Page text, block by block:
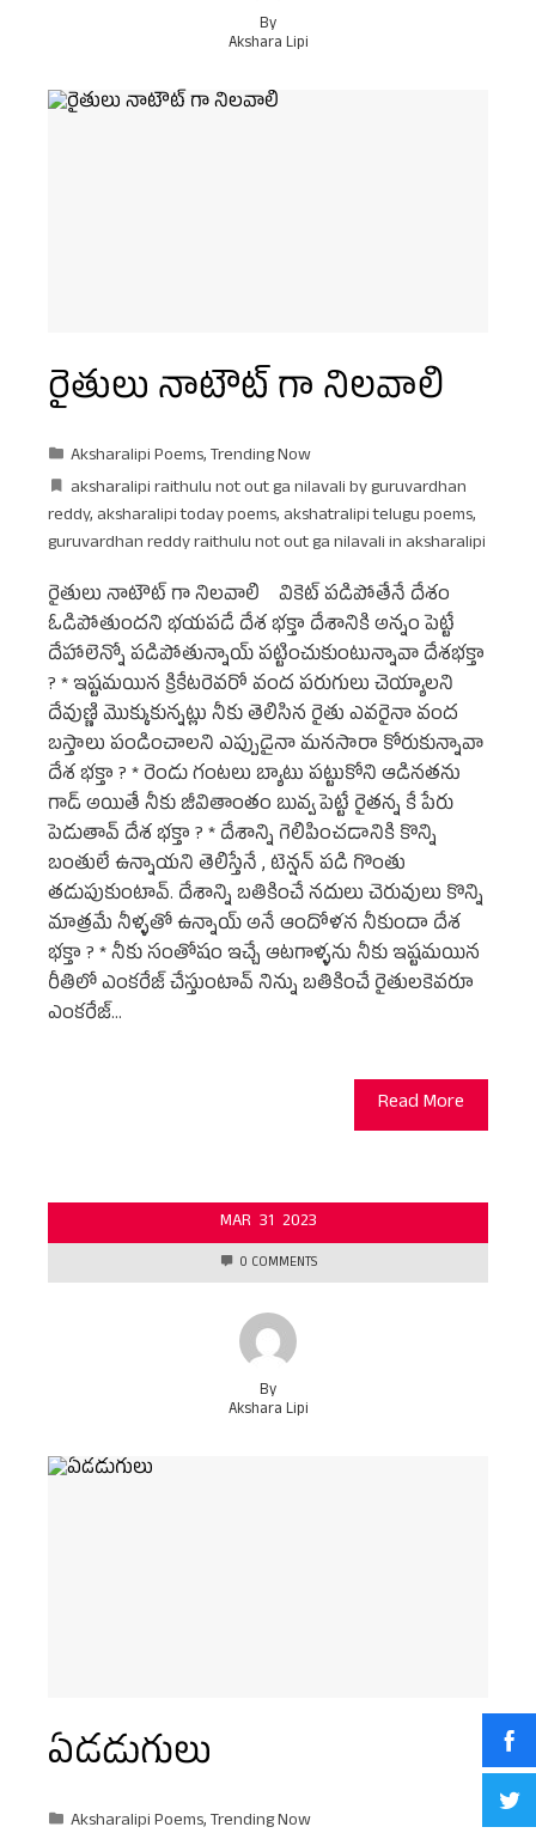
By
Akshara Lipi
రైతులు నాటౌట్ గా నిలవాలి
Aksharalipi Poems,Trending Now
aksharalipi raithulu not out ga nilavali by guruvardhan
reddy, aksharalipi today poems, akshatralipi telugu poems,
guruvardhan reddy raithulu not out ga nilavali in aksharalipi
రైతులు నాటౌట్ గా నిలవాలి వికెట్ పడిపోతేనే దేశం
ఓడిపోతుందని భయపడే దేశ భక్తా దేశానికి అన్నం పెట్టే
దేహాలెన్నో పడిపోతున్నాయ్ పట్టించుకుంటున్నావా దేశభక్తా
? * ఇష్టమయిన క్రికేటరెవరో వంద పరుగులు చెయ్యాలని
దేవుణ్ణి మొక్కుకున్నట్లు నీకు తెలిసిన రైతు ఎవరైనా వంద
బస్తాలు పండించాలని ఎప్పుడైనా మనసారా కోరుకున్నావా
దేశ భక్తా ? * రెండు గంటలు బ్యాటు పట్టుకోని ఆడినతను
గాడ్ అయితే నీకు జీవితాంతం బువ్వ పెట్టే రైతన్న కే పేరు
పెడుతావ్ దేశ భక్తా ? * దేశాన్ని గెలిపించడానికి కొన్ని
బంతులే ఉన్నాయని తెలిస్తేనే , టెన్షన్ పడి గొంతు
తడుపుకుంటావ్. దేశాన్ని బతికించే నదులు చెరువులు కొన్ని
మాత్రమే నీళ్ళతో ఉన్నాయ్ అనే ఆందోళన నీకుందా దేశ
భక్తా ? * నీకు సంతోషం ఇచ్చే ఆటగాళ్ళను నీకు ఇష్టమయిన
రీతిలో ఎంకరేజ్ చేస్తుంటావ్ నిన్ను బతికించే రైతులకెవరూ
ఎంకరేజ్…
Read More
MAR 31 2023
0 COMMENTS
By
Akshara Lipi
ఏడడుగులు
Aksharalipi Poems,Trending Now